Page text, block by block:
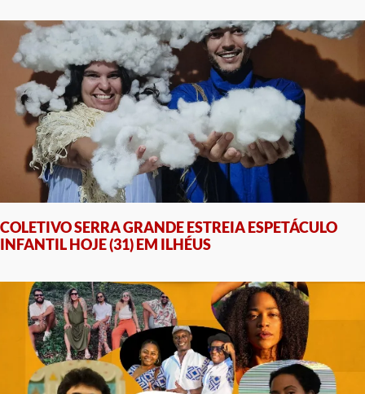
COLETIVO SERRA GRANDE ESTREIA ESPETÁCULO
INFANTIL HOJE (31) EM ILHÉUS